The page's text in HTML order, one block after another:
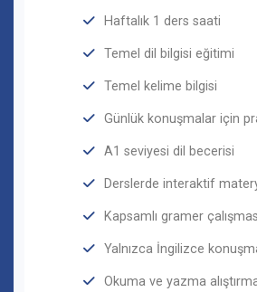
Haftalık 1 ders saati
Temel dil bilgisi eğitimi
Temel kelime bilgisi
Günlük konuşmalar için
A1 seviyesi dil becerisi
Derslerde interaktif
Kapsamlı gramer
Yalnızca İngilizce
Okuma ve yazma